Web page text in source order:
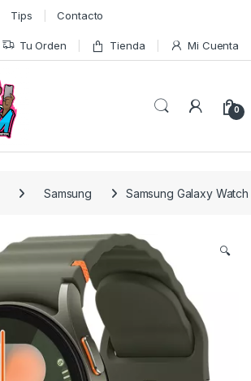
Tips Contacto
Tu Orden Tienda Mi Cuenta
0
Samsung Samsung Galaxy
🔍